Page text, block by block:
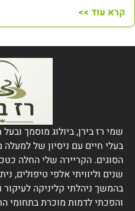
קרא עוד >>
שמי רז בירן, ביולוג מוסמך
שנים וליוויתי אלפי טיפולים,
בהמשך ניהלתי קליניקה
והפכתי לדמות מוכרת בתחומי